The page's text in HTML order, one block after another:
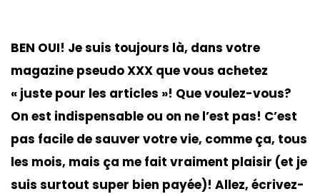
BEN OUI! Je suis toujours là, dans votre
magazine pseudo XXX que vous achetez
« juste pour les articles »! Que voulez-vous?
On est indispensable ou on ne l’est pas! C’est
pas facile de sauver votre vie, comme ça, tous
les mois, mais ça me fait vraiment plaisir (et je
suis surtout super bien payée)! Allez, écrivez-